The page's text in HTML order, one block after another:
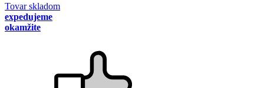
Tovar skladom
expedujeme
okamžite